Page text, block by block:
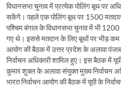
विधानसभा चुनाव में प्रत्येक पोलिंग बूथ पर
सकेंगे। पहले एक पोलिंग बूथ पर 1500
पश्चिम बंगाल के विधानसभा चुनाव में भी
गए थे। इससे मतदान के लिए बूथों पर भीड़ कम
आयोग की बैठक में उत्तर प्रदेश के अलावा
निर्वाचन अधिकारी शामिल हुए। इस बैठक में
कुमार शुक्ल के अलावा संयुक्त मुख्य निर्वाचन
भारत निर्वाचन आयोग की बैठक में यूपी के